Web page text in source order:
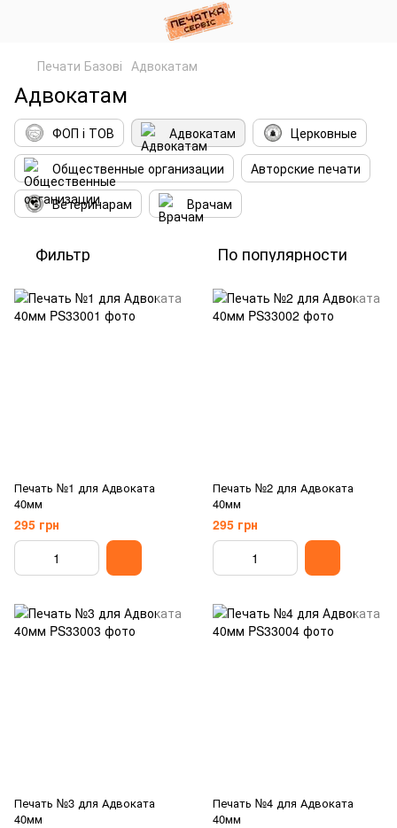
Печати Базові Адвокатам
Адвокатам
ФОП і ТОВ Адвокатам
Церковные
Общественные организации
Авторские печати
Ветеринарам
Врачам
Фильтр По популярности
Печать №1 для Адвоката
40мм
295 грн
Печать №2 для Адвоката
40мм
295 грн
Печать №3 для Адвоката
40мм
Печать №4 для Адвоката
40мм